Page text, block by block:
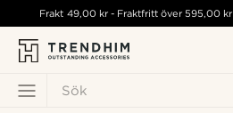
Sök
Frakt 49,00 kr- Fraktfritt över595,00 kr